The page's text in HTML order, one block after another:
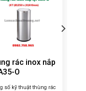
rác inox nắp
O
số kỹ thuật thùng rác